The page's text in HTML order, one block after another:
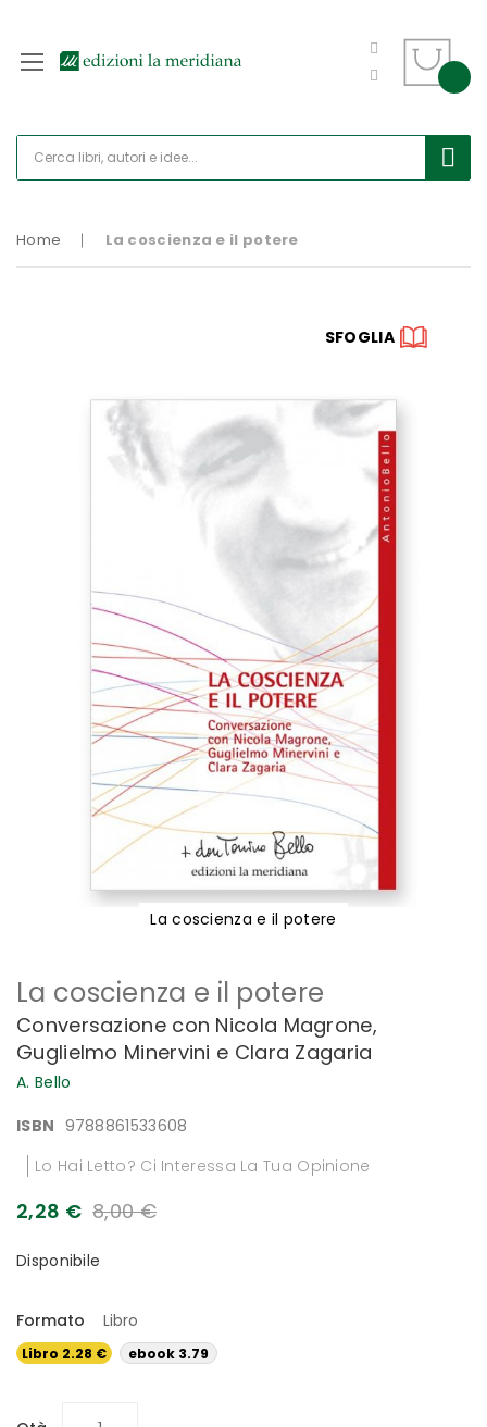
Home La coscienza e il potere
La coscienza e il potere
Conversazione con Nicola Magrone,
Guglielmo Minervini e Clara Zagaria
A. Bello
ISBN 9788861533608
Lo Hai Letto? Ci Interessa La Tua Opinione
2,28 € 8,00 €
Disponibile
Formato Libro
Libro 2.28 €
ebook 3.79
SFOGLIA
La coscienza e il potere
all'inizio
galleria
di
immagini